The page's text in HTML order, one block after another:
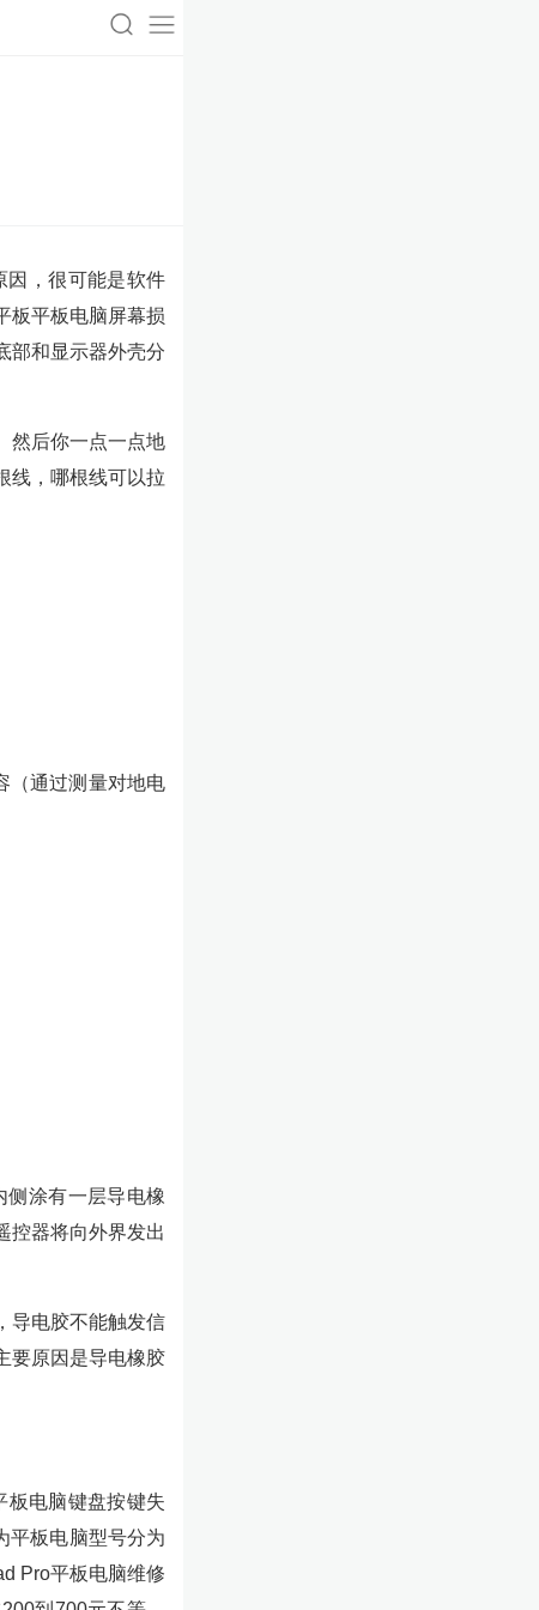
因，很可能是软件
板平板电脑屏幕损
部和显示器外壳分
然后你一点一点地
线，哪根线可以拉
（通过测量对地电
侧涂有一层导电橡
控器将向外界发出
导电胶不能触发信
要原因是导电橡胶
板电脑键盘按键失
平板电脑型号分为
Pro平板电脑维修